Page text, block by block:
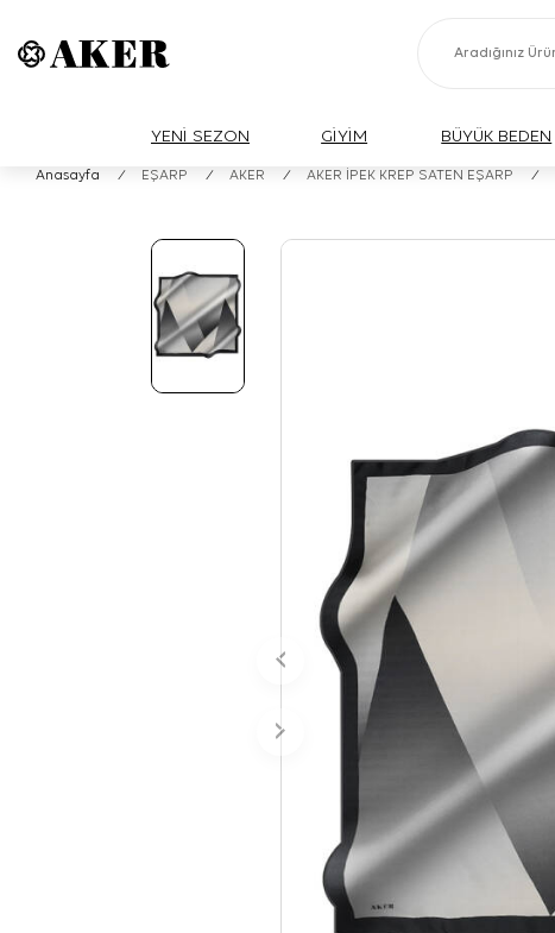
YENİ SEZON GİYİM BÜYÜK BEDEN
Anasayfa / EŞARP / AKER / AKER İPEK KREP SATEN EŞARP /